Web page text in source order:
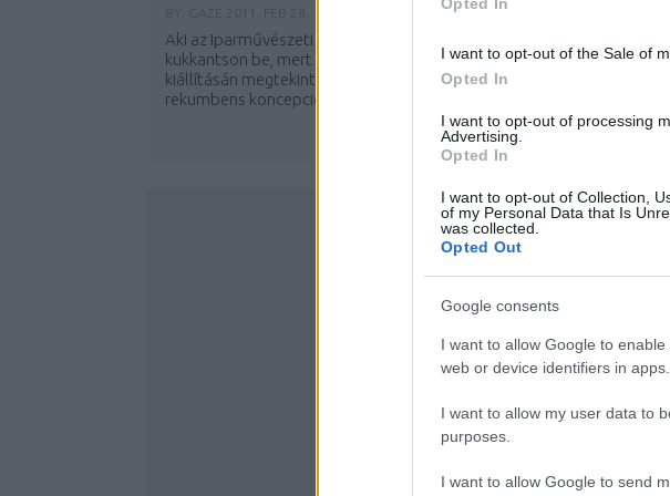
I want to opt-out of the Sale of
Opted In
I want to opt-out of processing
Advertising.
Opted In
I want to opt-out of Collection,
of my Personal Data that Is
was collected.
Opted Out
Google consents
I want to allow Google to
web or device identifiers in apps.
I want to allow my user data to
purposes.
I want to allow Google to send
Aki az Iparművészeti Múzeum felé tekerne, az
kukkantson be, mert a MOME ösztöndíjasok
kiállításán megtekintheti Kápolnás Gergely
rekumbens koncepcióit. (rekumbens, avagy...
A bicikli
hanem egy
hiszen